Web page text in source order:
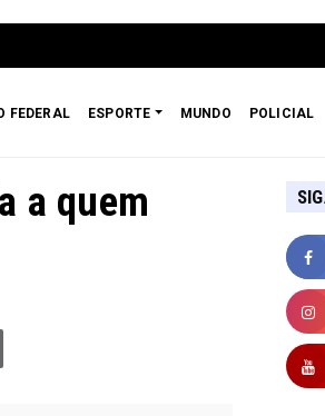
FEDERAL ESPORTE MUNDO POLICIAL
a quem